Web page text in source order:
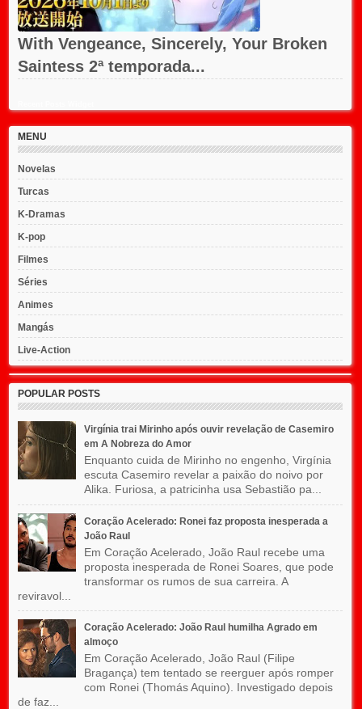
With Vengeance, Sincerely, Your Broken
Saintess 2ª temporada...
MENU
Novelas
Turcas
K-Dramas
K-pop
Filmes
Séries
Animes
Mangás
Live-Action
POPULAR POSTS
Virgínia trai Mirinho após ouvir revelação de Casemiro
em A Nobreza do Amor
Enquanto cuida de Mirinho no engenho, Virgínia
escuta Casemiro revelar a paixão do noivo por
Alika. Furiosa, a patricinha usa Sebastião pa...
Coração Acelerado: Ronei faz proposta inesperada a
João Raul
Em Coração Acelerado, João Raul recebe uma
proposta inesperada de Ronei Soares, que pode
transformar os rumos de sua carreira. A
reviravol...
Coração Acelerado: João Raul humilha Agrado em
almoço
Em Coração Acelerado, João Raul (Filipe
Bragança) tem tentado se reerguer após romper
com Ronei (Thomás Aquino). Investigado depois
de faz...